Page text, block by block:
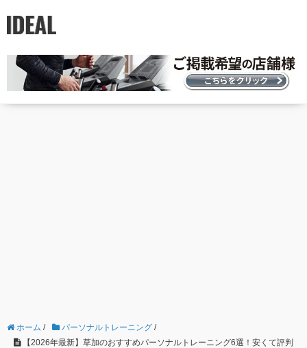
ホーム / パーソナルトレーニング /
【2026年最新】草加のおすすめパーソナルトレーニング6選！安くて評判